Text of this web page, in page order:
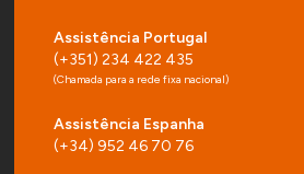
Assistência Portugal
(+351) 234 422 435
(Chamada para a rede fixa nacional)
Assistência Espanha
(+34) 952 46 70 76